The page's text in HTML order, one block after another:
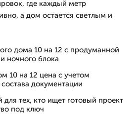
где каждый метр
а дом остается светлым и
дома 10 на 12 с продуманной
ночного блока
10 на 12 цена с учетом
документации
для тех, кто ищет готовый проект
под ключ